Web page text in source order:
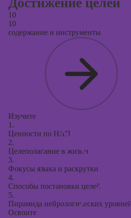
10
10
содержание и инструменты
Изучите
1.
Ценности по НЛП
2.
Целеполагание в жизни
3.
Фокусы языка и раскрутки
4.
Способы постановки целей
5.
Пирамида нейрологических
Освоите